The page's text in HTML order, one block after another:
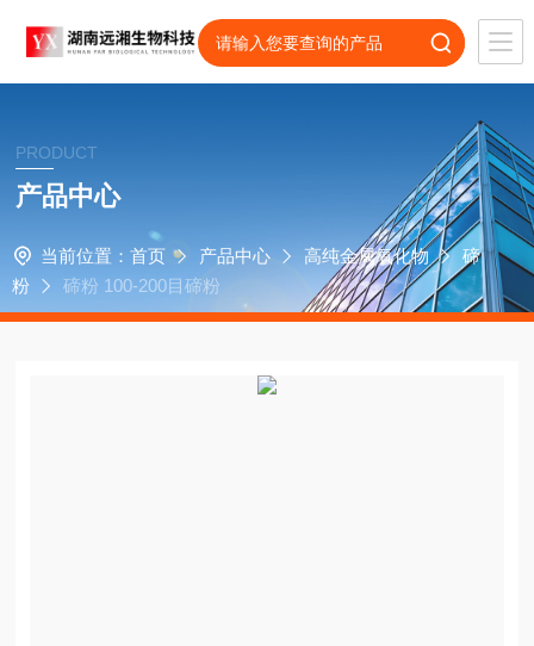
PRODUCT
产品中心
当前位置： 首页 产品中心 高纯金属氧化物
碲
粉
碲粉 100-200目碲粉